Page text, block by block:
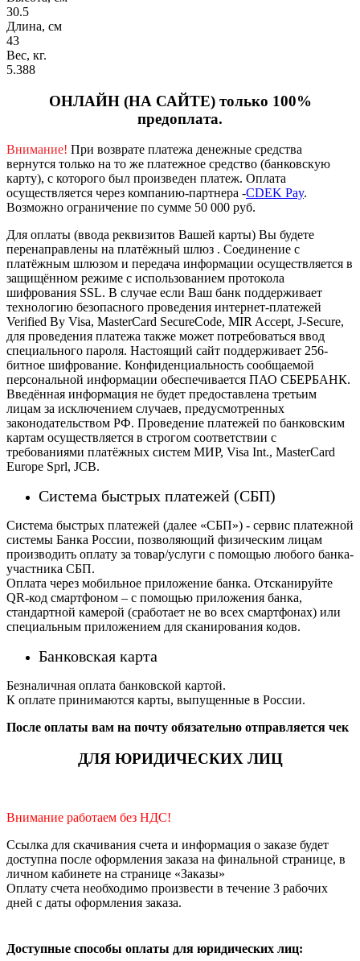
30.5
Длина, см
43
Вес, кг.
5.388
ОНЛАЙН (НА САЙТЕ) только 100%
предоплата.
Внимание! При возврате платежа денежные средства
вернутся только на то же платежное средство (банковскую
карту), с которого был произведен платеж. Оплата
осуществляется через компанию-партнера -CDEK Pay.
Возможно ограничение по сумме 50 000 руб.
Для оплаты (ввода реквизитов Вашей карты) Вы будете
перенаправлены на платёжный шлюз . Соединение с
платёжным шлюзом и передача информации осуществляется в
защищённом режиме с использованием протокола
шифрования SSL. В случае если Ваш банк поддерживает
технологию безопасного проведения интернет-платежей
Verified By Visa, MasterCard SecureCode, MIR Accept, J-Secure,
для проведения платежа также может потребоваться ввод
специального пароля. Настоящий сайт поддерживает 256-
битное шифрование. Конфиденциальность сообщаемой
персональной информации обеспечивается ПАО СБЕРБАНК.
Введённая информация не будет предоставлена третьим
лицам за исключением случаев, предусмотренных
законодательством РФ. Проведение платежей по банковским
картам осуществляется в строгом соответствии с
требованиями платёжных систем МИР, Visa Int., MasterCard
Europe Sprl, JCB.
Система быстрых платежей (СБП)
Система быстрых платежей (далее «СБП») - сервис платежной
системы Банка России, позволяющий физическим лицам
производить оплату за товар/услуги с помощью любого банка-
участника СБП.
Оплата через мобильное приложение банка. Отсканируйте
QR-код смартфоном – с помощью приложения банка,
стандартной камерой (сработает не во всех смартфонах) или
специальным приложением для сканирования кодов.
Банковская карта
Безналичная оплата банковской картой.
К оплате принимаются карты, выпущенные в России.
После оплаты вам на почту обязательно отправляется чек
ДЛЯ ЮРИДИЧЕСКИХ ЛИЦ
Внимание работаем без НДС!
Ссылка для скачивания счета и информация о заказе будет
доступна после оформления заказа на финальной странице, в
личном кабинете на странице «Заказы»
Оплату счета необходимо произвести в течение 3 рабочих
дней с даты оформления заказа.
Доступные способы оплаты для юридических лиц: